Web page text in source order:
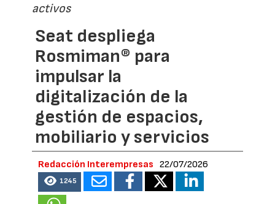
activos
Seat despliega
Rosmiman® para
impulsar la
digitalización de la
gestión de espacios,
mobiliario y servicios
Redacción Interempresas 22/07/2026
1245